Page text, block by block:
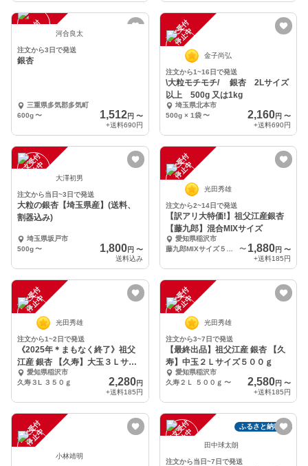
注
文
受
付
停
止 河合良太
注文から3日で発送
銀杏
三重県多気郡多気町
600g〜 1,512円 〜
+送料690円
注
文
受
付
停
止
中
金子尚弘
注文から1~16日で発送
\大粒モチモチ/ 銀杏 2Lサイズ
以上 500g 又は1kg
埼玉県北本市
500g × 1袋 〜 2,160円 〜
+送料690円
注
文
受
付
停
止
中 大澤初男
注文から当日~3日で発送
大粒の銀杏【埼玉県産】(送料、
割器込み)
埼玉県坂戸市
500g〜 1,800円 〜
送料込み
注
文
受
付
停
止
中
光田秀雄
注文から2~14日で発送
【訳アリ大特価!】祖父江産銀杏
【藤九郎】混合MIXサイズ
愛知県稲沢市
〜 1,880円 〜
+送料185円
注
文
受
付
停
止
中
光田秀雄
注文から1~2日で発送
《2025年＊まもなく終了》祖父
江産 銀杏 【久寿】大玉３Ｌサイ
ズ愛知県稲沢市
久寿３L ３５０ｇ
2,280円
+送料185円
注
文
受
付
停
止
中
光田秀雄
注文から3~7日で発送
【最終出品】祖父江産 銀杏 【久
寿】中玉２Ｌサイズ５００ｇ
愛知県稲沢市
久寿２Ｌ ５００ｇ 〜 2,580円 〜
+送料185円
注
文
受
付
停
止
中
小林靖明
注
文
受
付
停
止
中
ふるさと納税可
田中球太朗
注文から当日~7日で発送